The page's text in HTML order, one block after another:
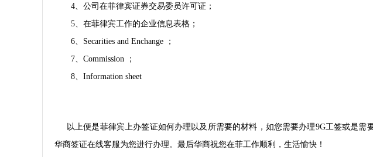
4、公司在菲律宾证券交易委员许可证；
5、在菲律宾工作的企业信息表格；
6、Secarities and Enchange ；
7、Commission ；
8、Information sheet
以上便是菲律宾上办签证如何办理以及所需要的材料，如您需要办理9G工签或是需
华商签证在线客服为您进行办理。最后华商祝您在菲工作顺利，生活愉快！